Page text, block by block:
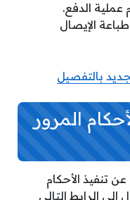
عملية الدفع.
الإيصال
بالتفصيل
المرور
تنفيذ الأحكام
الرابط التالي